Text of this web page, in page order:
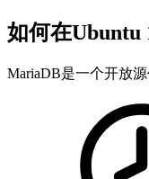
如何在Ubuntu
MariaDB是一个开放